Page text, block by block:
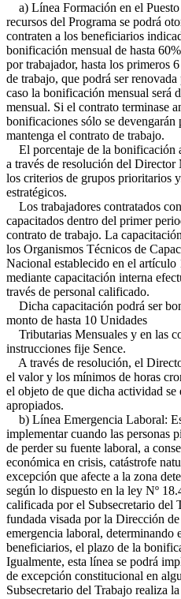
a) Línea Formación en el
recursos del Programa se podrá
contraten a los beneficiarios
bonificación mensual de hasta
por trabajador, hasta los primeros
de trabajo, que podrá ser
caso la bonificación mensual será
mensual. Si el contrato terminase
bonificaciones sólo se devengarán
mantenga el contrato de trabajo.
El porcentaje de la bonificación
a través de resolución del Director
los criterios de grupos prioritarios
estratégicos.
Los trabajadores contratados
capacitados dentro del primer
contrato de trabajo. La
los Organismos Técnicos de
Nacional establecido en el
mediante capacitación interna
través de personal calificado.
Dicha capacitación podrá ser
monto de hasta 10 Unidades
Tributarias Mensuales y en las
instrucciones fije Sence.
A través de resolución, el
el valor y los mínimos de horas
el objeto de que dicha actividad se
apropiados.
b) Línea Emergencia Laboral:
implementar cuando las personas
de perder su fuente laboral, a
económica en crisis, catástrofe
excepción que afecte a la zona
según lo dispuesto en la ley Nº
calificada por el Subsecretario del
fundada visada por la Dirección
emergencia laboral, determinando
beneficiarios, el plazo de la
Igualmente, esta línea se podrá
de excepción constitucional en
Subsecretario del Trabajo realiza